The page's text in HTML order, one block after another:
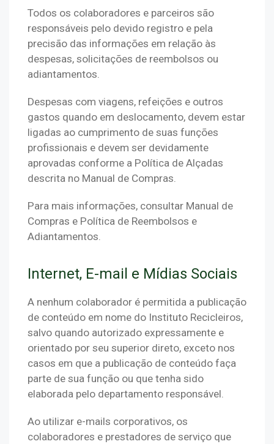
Todos os colaboradores e parceiros são
responsáveis pelo devido registro e pela
precisão das informações em relação às
despesas, solicitações de reembolsos ou
adiantamentos.
Despesas com viagens, refeições e outros
gastos quando em deslocamento, devem estar
ligadas ao cumprimento de suas funções
profissionais e devem ser devidamente
aprovadas conforme a Política de Alçadas
descrita no Manual de Compras.
Para mais informações, consultar Manual de
Compras e Política de Reembolsos e
Adiantamentos.
Internet, E-mail e Mídias Sociais
A nenhum colaborador é permitida a publicação
de conteúdo em nome do Instituto Recicleiros,
salvo quando autorizado expressamente e
orientado por seu superior direto, exceto nos
casos em que a publicação de conteúdo faça
parte de sua função ou que tenha sido
elaborada pelo departamento responsável.
Ao utilizar e-mails corporativos, os
colaboradores e prestadores de serviço que